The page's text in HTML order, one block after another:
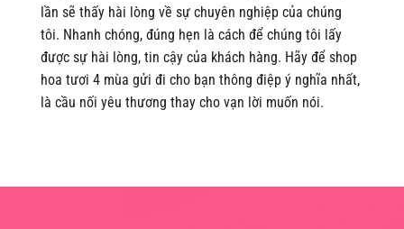
lần sẽ thấy hài lòng về sự chuyên nghiệp của chúng
tôi. Nhanh chóng, đúng hẹn là cách để chúng tôi lấy
được sự hài lòng, tin cậy của khách hàng. Hãy để shop
hoa tươi 4 mùa gửi đi cho bạn thông điệp ý nghĩa nhất,
là cầu nối yêu thương thay cho vạn lời muốn nói.